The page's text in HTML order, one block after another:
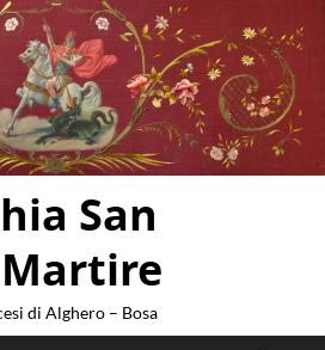
San
di Alghero – Bosa